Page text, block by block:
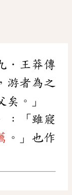
．王莽傳
游者為之
。」
：「雖寢
。」也作